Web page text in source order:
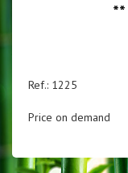
**
Ref.: 1225
Price on demand